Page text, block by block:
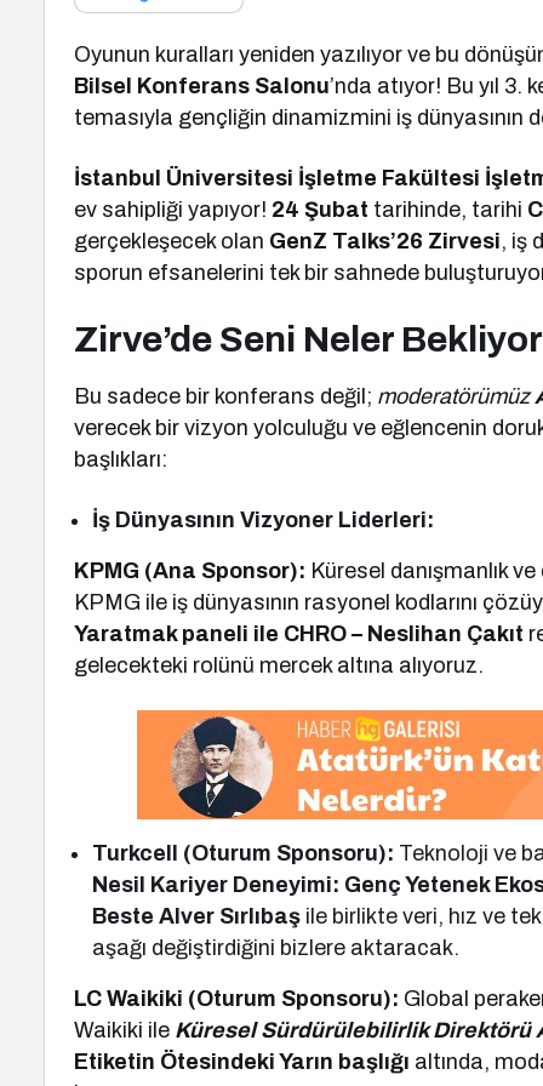
Oyunun kuralları yeniden yazılıyor ve bu
Bilsel Konferans Salonu’nda atıyor! Bu yıl 3.
temasıyla gençliğin dinamizmini iş dünyasının
İstanbul Üniversitesi İşletme Fakültesi
ev sahipliği yapıyor! 24 Şubat tarihinde, tarihi
gerçekleşecek olan GenZ Talks’26 Zirvesi, iş
sporun efsanelerini tek bir sahnede
Zirve’de Seni Neler
Bu sadece bir konferans değil; moderatörümüz
verecek bir vizyon yolculuğu ve eğlencenin
başlıkları:
İş Dünyasının Vizyoner Liderleri:
KPMG (Ana Sponsor): Küresel danışmanlık
KPMG ile iş dünyasının rasyonel kodlarını
Yaratmak paneli ile CHRO – Neslihan Çakıt
gelecekteki rolünü mercek altına alıyoruz.
Turkcell (Oturum Sponsoru): Teknoloji ve
Nesil Kariyer Deneyimi: Genç Yetenek
Beste Alver Sırlıbaş ile birlikte veri, hız ve
aşağı değiştirdiğini bizlere aktaracak.
LC Waikiki (Oturum Sponsoru): Global
Waikiki ile Küresel Sürdürülebilirlik Direktörü
Etiketin Ötesindeki Yarın başlığı altında,